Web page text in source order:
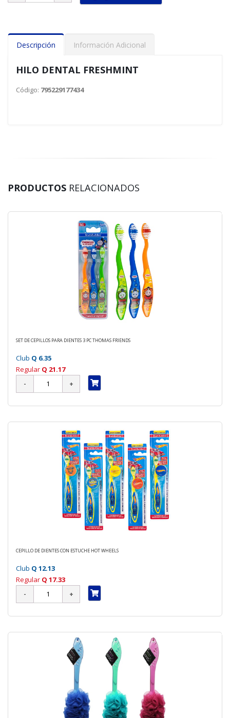
Descripción Información Adicional
HILO DENTAL FRESHMINT
Código: 795229177434
PRODUCTOS RELACIONADOS
70 %
SET DE CEPILLOS PARA DIENTES 3 PC THOMAS FRIENDS
Club Q 6.35
Regular Q 21.17
CEPILLO DE DIENTES CON ESTUCHE HOT WHEELS
Club Q 12.13
Regular Q 17.33
70 %